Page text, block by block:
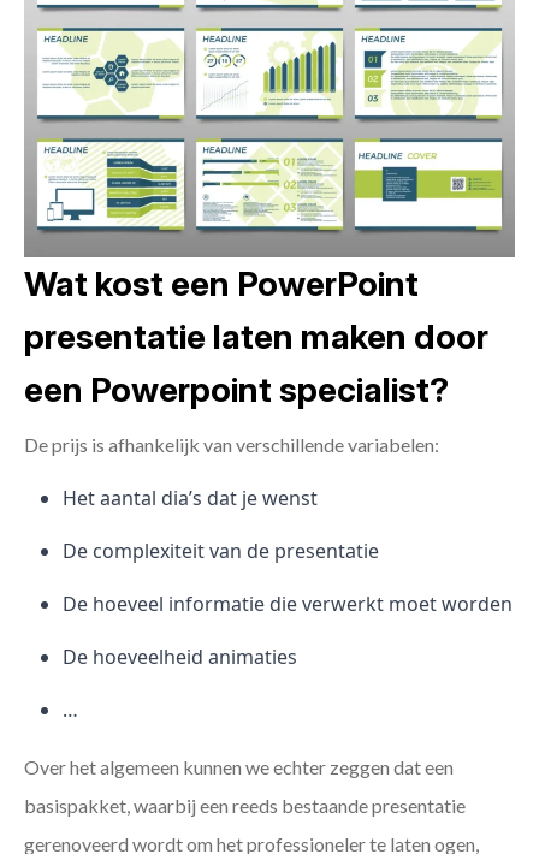
Wat kost een PowerPoint
presentatie laten maken door
een Powerpoint specialist?
De prijs is afhankelijk van verschillende variabelen:
Het aantal dia’s dat je wenst
De complexiteit van de presentatie
De hoeveel informatie die verwerkt moet worden
De hoeveelheid animaties
…
Over het algemeen kunnen we echter zeggen dat een
basispakket, waarbij een reeds bestaande presentatie
gerenoveerd wordt om het professioneler te laten ogen,